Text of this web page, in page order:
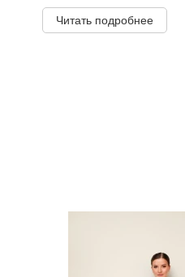
Читать подробнее